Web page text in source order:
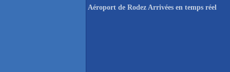
Aéroport de Rodez Arrivées en temps réel